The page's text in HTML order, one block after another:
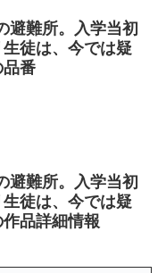
避難所。入学当初
徒は、今では疑
品番
避難所。入学当初
徒は、今では疑
品詳細情報